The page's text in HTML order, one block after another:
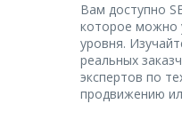
Вам доступно
которое можно
уровня.
реальных
экспертов по
продвижению